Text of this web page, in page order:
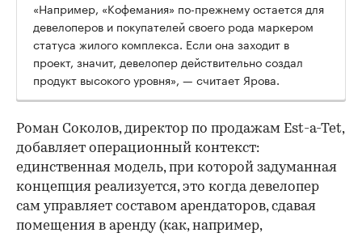
«Например, «Кофемания» по-прежнему остается для
девелоперов и покупателей своего рода маркером
статуса жилого комплекса. Если она заходит в
проект, значит, девелопер действительно создал
продукт высокого уровня», — считает Ярова.
Роман Соколов, директор по продажам Est-a-Tet,
добавляет операционный контекст:
единственная модель, при которой задуманная
концепция реализуется, это когда девелопер
сам управляет составом арендаторов, сдавая
помещения в аренду (как, например,